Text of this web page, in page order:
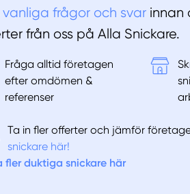
vanliga frågor och svar innan
från oss på Alla Snickare.
Fråga alltid företagen
efter omdömen &
referenser
Ta in fler offerter och jämför
snickare här!
fler duktiga snickare här